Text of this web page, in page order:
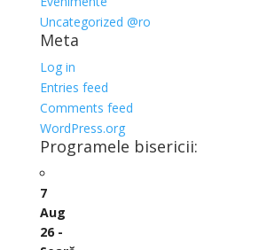
Uncategorized @ro
Meta
Log in
Entries feed
Comments feed
WordPress.org
Programele bisericii:
7
Aug
26 -